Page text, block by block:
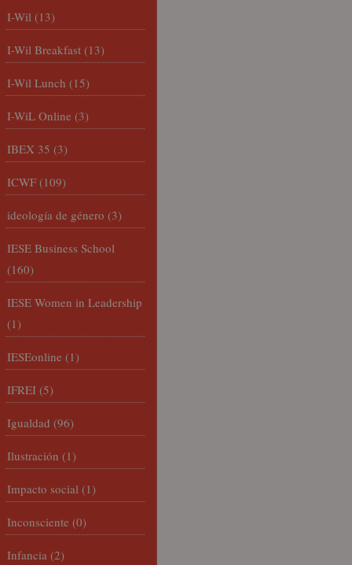
I-Wil (13)
I-Wil Breakfast (13)
I-Wil Lunch (15)
I-WiL Online (3)
IBEX 35 (3)
ICWF (109)
ideología de género (3)
IESE Business School
(160)
IESE Women in Leadership
(1)
IESEonline (1)
IFREI (5)
Igualdad (96)
Ilustración (1)
Impacto social (1)
Inconsciente (0)
Infancia (2)